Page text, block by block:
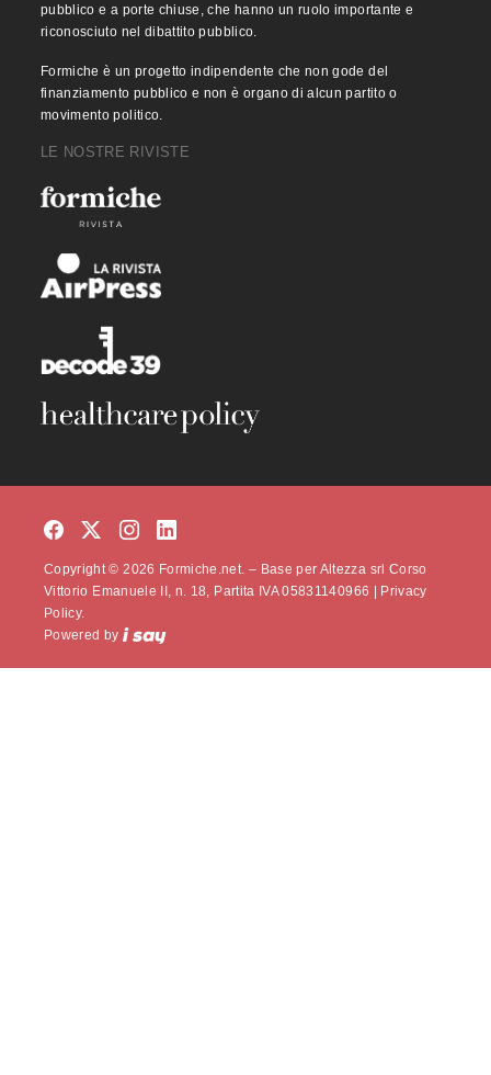
pubblico e a porte chiuse, che hanno un ruolo importante e
riconosciuto nel dibattito pubblico.
Formiche è un progetto indipendente che non gode del
finanziamento pubblico e non è organo di alcun partito o
movimento politico.
LE NOSTRE RIVISTE
Copyright © 2026 Formiche.net. – Base per Altezza srl Corso
Vittorio Emanuele II, n. 18, Partita IVA 05831140966 | Privacy
Policy.
Powered by